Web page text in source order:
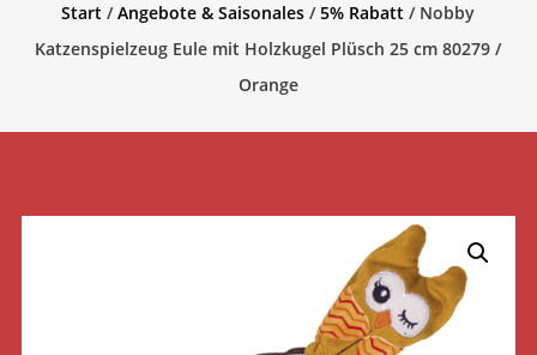
Start /Angebote & Saisonales /5% Rabatt / Nobby
Katzenspielzeug Eule mit Holzkugel Plüsch 25 cm 80279 /
Orange